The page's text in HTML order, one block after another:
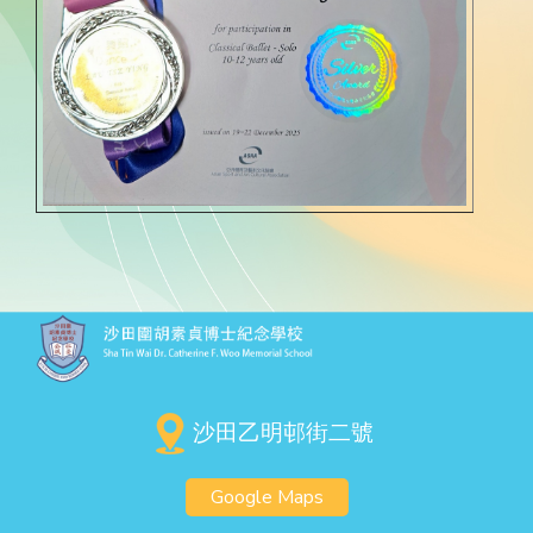
沙田乙明邨街二號
Google Maps